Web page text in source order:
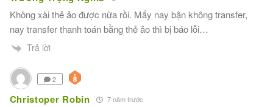
Không xài thẻ ảo được nữa rồi. Mấy nay bận không transfer,
nay transfer thanh toán bằng thẻ ảo thì bị báo lỗi…
Trả lời
2
Christoper Robin 7 năm trước